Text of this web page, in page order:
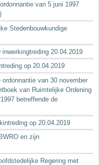
van 5 juni 1997
Stedenbouwkundige
20.04.2019
op 20.04.2019
van 30 november
van Ruimtelijke Ordening
betreffende de
op 20.04.2019
en zijn
Regering met